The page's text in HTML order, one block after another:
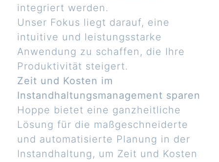
integriert werden.
Unser Fokus liegt darauf, eine
intuitive und leistungsstarke
Anwendung zu schaffen, die Ihre
Produktivität steigert.
Zeit und Kosten im
Instandhaltungsmanagement sparen
Hoppe bietet eine ganzheitliche
Lösung für die maßgeschneiderte
und automatisierte Planung in der
Instandhaltung, um Zeit und Kosten